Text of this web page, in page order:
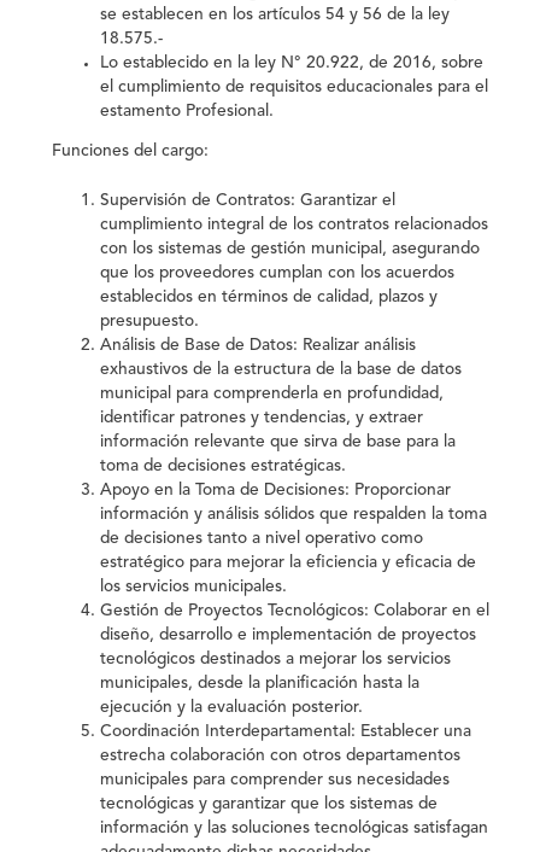
se establecen en los artículos 54 y 56 de la ley
18.575.-
Lo establecido en la ley N° 20.922, de 2016, sobre
el cumplimiento de requisitos educacionales para el
estamento Profesional.
Funciones del cargo:
Supervisión de Contratos: Garantizar el
cumplimiento integral de los contratos relacionados
con los sistemas de gestión municipal, asegurando
que los proveedores cumplan con los acuerdos
establecidos en términos de calidad, plazos y
presupuesto.
Análisis de Base de Datos: Realizar análisis
exhaustivos de la estructura de la base de datos
municipal para comprenderla en profundidad,
identificar patrones y tendencias, y extraer
información relevante que sirva de base para la
toma de decisiones estratégicas.
Apoyo en la Toma de Decisiones: Proporcionar
información y análisis sólidos que respalden la toma
de decisiones tanto a nivel operativo como
estratégico para mejorar la eficiencia y eficacia de
los servicios municipales.
Gestión de Proyectos Tecnológicos: Colaborar en el
diseño, desarrollo e implementación de proyectos
tecnológicos destinados a mejorar los servicios
municipales, desde la planificación hasta la
ejecución y la evaluación posterior.
Coordinación Interdepartamental: Establecer una
estrecha colaboración con otros departamentos
municipales para comprender sus necesidades
tecnológicas y garantizar que los sistemas de
información y las soluciones tecnológicas satisfagan